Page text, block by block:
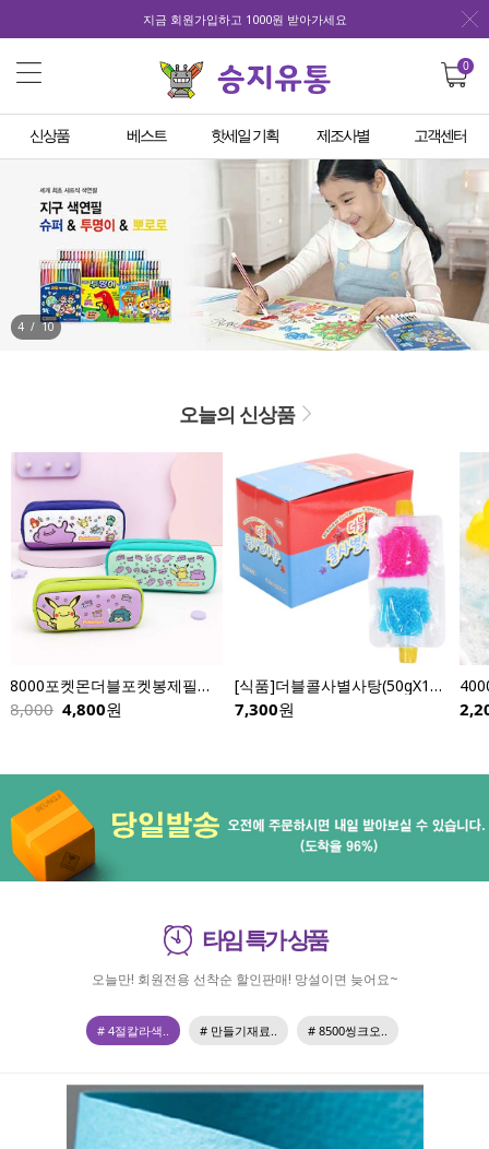
지금 회원가입하고 1000원 받아가세요
0
신상품 베스트 핫세일 기획 제조사별 고객센터
4 / 10
오늘의 신상품
8000포켓몬더블포켓봉제필통-낱개
8,000 4,800원
[식품]더블콜사별사탕(50gX12개입)
7,300원
타임 특가 상품
오늘만! 회원전용 선착순 할인판매! 망설이면 늦어요~
# 4절칼라색.. # 만들기재료.. # 8500씽크오..